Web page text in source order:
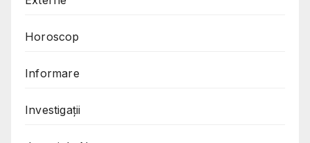
Horoscop
Informare
Investigații